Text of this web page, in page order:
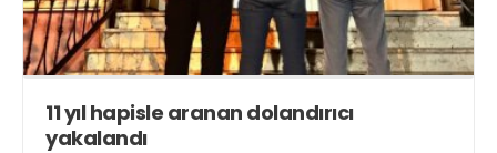
11 yıl hapisle aranan dolandırıcı
yakalandı